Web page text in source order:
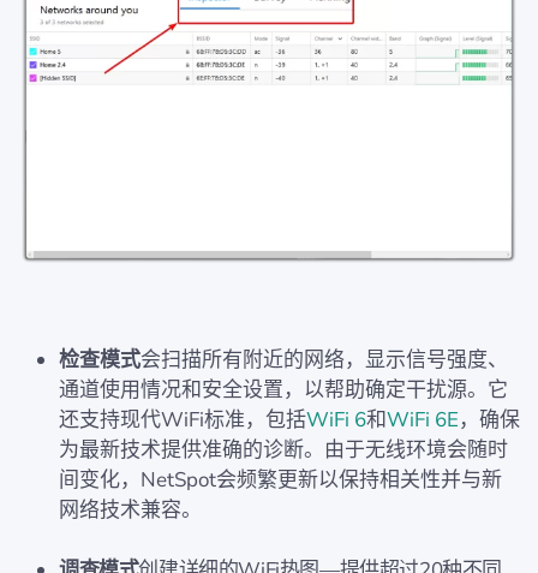
检查模式会扫描所有附近的网络，显示信号强度、
通道使用情况和安全设置，以帮助确定干扰源。它
还支持现代WiFi标准，包括WiFi 6和WiFi 6E，确保
为最新技术提供准确的诊断。由于无线环境会随时
间变化，NetSpot会频繁更新以保持相关性并与新
网络技术兼容。